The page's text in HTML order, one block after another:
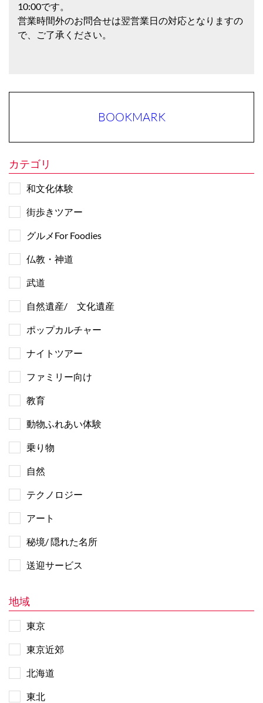
10:00です。
営業時間外のお問合せは翌営業日の対応となりますの
で、ご了承ください。
BOOKMARK
カテゴリ
和文化体験
街歩きツアー
グルメFor Foodies
仏教・神道
武道
自然遺産/ 文化遺産
ポップカルチャー
ナイトツアー
ファミリー向け
教育
動物ふれあい体験
乗り物
自然
テクノロジー
アート
秘境/ 隠れた名所
送迎サービス
地域
東京
東京近郊
北海道
東北